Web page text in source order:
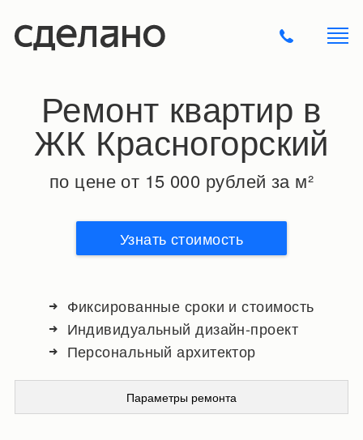
Ремонт квартир в
ЖК Красногорский
по цене от 15 000 рублей за м²
Узнать стоимость
Фиксированные сроки и стоимость
Индивидуальный дизайн-проект
Персональный архитектор
Параметры ремонта